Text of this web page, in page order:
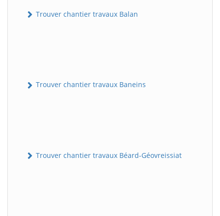
Trouver chantier travaux Balan
Trouver chantier travaux Baneins
Trouver chantier travaux Béard-Géovreissiat